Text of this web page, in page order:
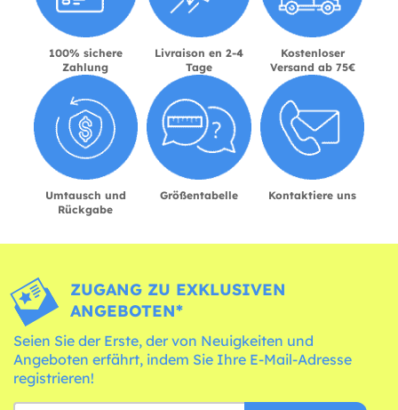
100% sichere
Zahlung
Livraison en 2-4
Tage
Kostenloser
Versand ab 75€
Umtausch und
Rückgabe
Größentabelle Kontaktiere uns
ZUGANG ZU EXKLUSIVEN
ANGEBOTEN*
Seien Sie der Erste, der von Neuigkeiten und
Angeboten erfährt, indem Sie Ihre E-Mail-Adresse
registrieren!